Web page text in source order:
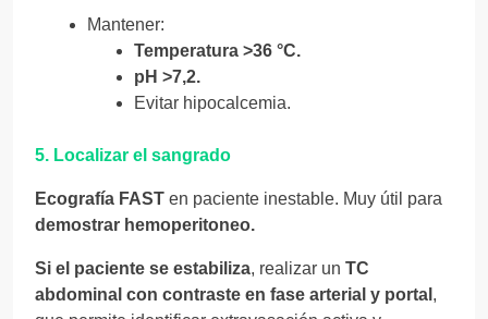
Mantener:
Temperatura >36 °C.
pH >7,2.
Evitar hipocalcemia.
5. Localizar el sangrado
Ecografía FAST en paciente inestable. Muy útil para
demostrar hemoperitoneo.
Si el paciente se estabiliza, realizar un TC
abdominal con contraste en fase arterial y portal ,